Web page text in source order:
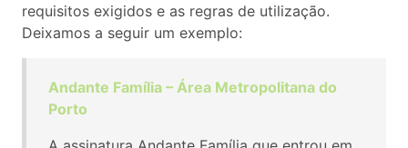
requisitos exigidos e as regras de utilização.
Deixamos a seguir um exemplo:
Andante Família – Área Metropolitana do
Porto